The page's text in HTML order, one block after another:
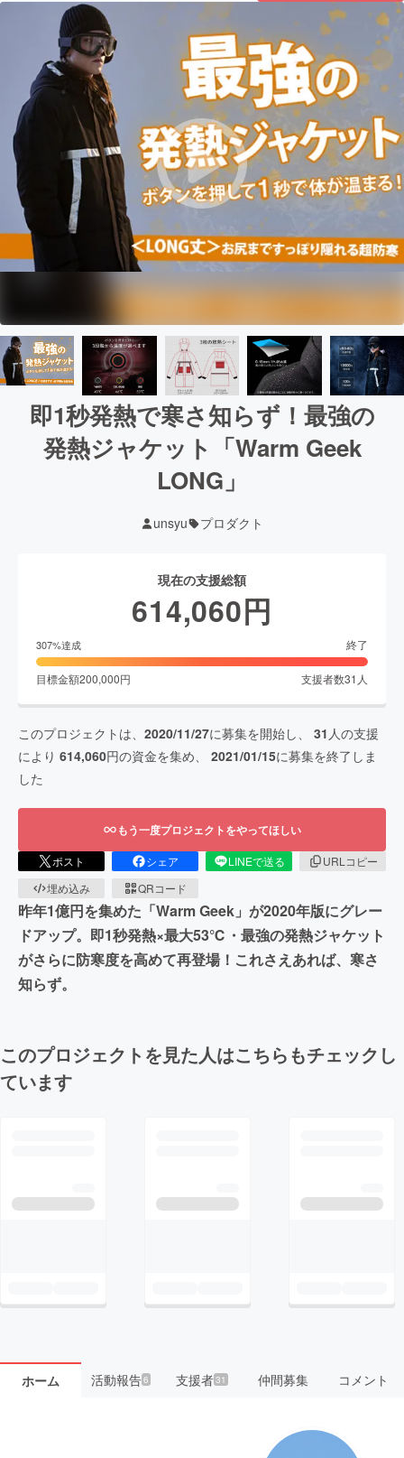
即1秒発熱で寒さ知らず！最強の
発熱ジャケット「Warm Geek
LONG」
unsyu プロダクト
現在の支援総額
614,060円
307%達成 終了
目標金額200,000円 支援者数31 人
このプロジェクトは、 2020/11/27に募集を開始し、 31 人の支援
により 614,060円の資金を集め、 2021/01/15に募集を終了しま
した
もう一度プロジェクトをやってほしい
ポスト シェア LINEで送る
URLコピー
埋め込み
QRコード
昨年1億円を集めた「Warm Geek」が2020年版にグレー
ドアップ。即1秒発熱×最大53℃・最強の発熱ジャケット
がさらに防寒度を高めて再登場！これさえあれば、寒さ
知らず。
このプロジェクトを見た人はこちらもチェックし
ています
ホーム 活動報告6 支援者31 仲間募集 コメント